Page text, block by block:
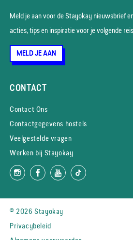
Meld je aan voor de Stayokay nieuws­brief
acties, tips en inspiratie voor je volgende
MELD JE AAN
CONTACT
Contact Ons
Contactgegevens hostels
Veelgestelde vragen
Werken bij Stayokay
© 2026 Stayokay
Privacybeleid